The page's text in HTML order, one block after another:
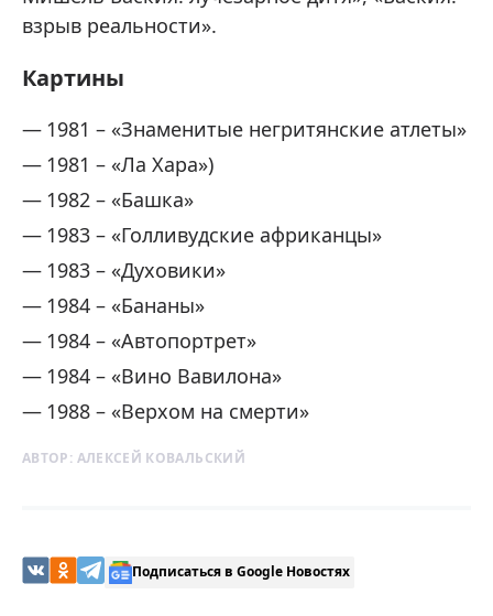
взрыв реальности».
Картины
1981 – «Знаменитые негритянские атлеты»
1981 – «Ла Хара»)
1982 – «Башка»
1983 – «Голливудские африканцы»
1983 – «Духовики»
1984 – «Бананы»
1984 – «Автопортрет»
1984 – «Вино Вавилона»
1988 – «Верхом на смерти»
АВТОР: АЛЕКСЕЙ КОВАЛЬСКИЙ
Подписаться в Google Новостях